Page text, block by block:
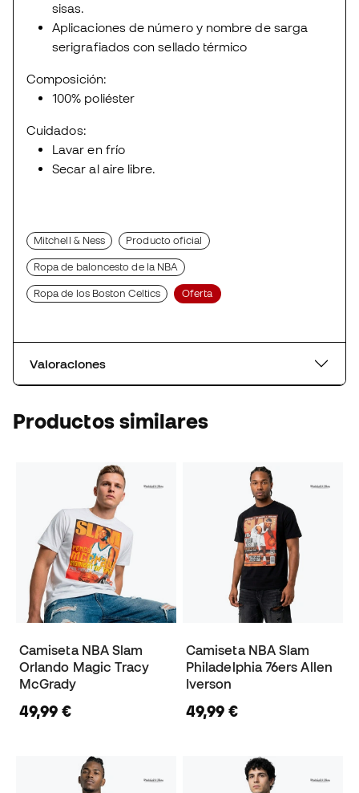
sisas.
Aplicaciones de número y nombre de sarga
serigrafiados con sellado térmico
Composición:
100% poliéster
Cuidados:
Lavar en frío
Secar al aire libre.
Mitchell & Ness Producto oficial
Ropa de baloncesto de la NBA
Ropa de los Boston Celtics Oferta
Valoraciones
Productos similares
Camiseta NBA Slam
Orlando Magic Tracy
McGrady
49,99 €
Camiseta NBA Slam
Philadelphia 76ers Allen
Iverson
49,99 €